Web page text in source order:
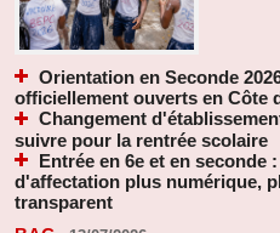
Orientation en Seconde
officiellement ouverts en Côte
Changement
suivre pour la rentrée scolaire
Entrée en 6e et en seconde
d'affectation plus numérique,
transparent